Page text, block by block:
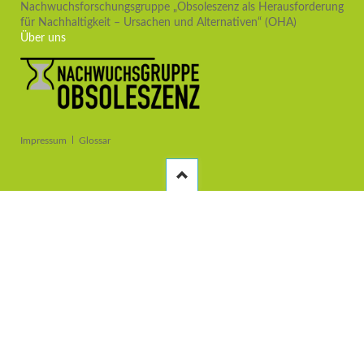
Nachwuchsforschungsgruppe „Obsoleszenz als Herausforderung
für Nachhaltigkeit – Ursachen und Alternativen“ (OHA)
Über uns
Navigation
Impressum Glossar